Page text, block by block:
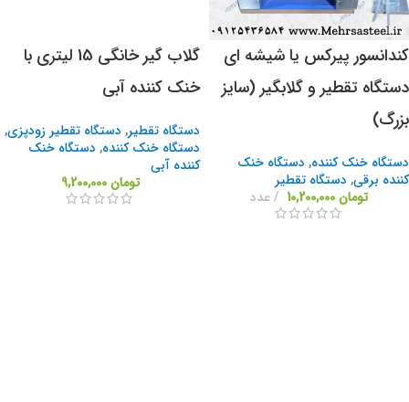
کندانسور پیرکس یا شیشه ای
دستگاه تقطیر و گلابگیر (سایز
بزرگ)
دستگاه خنک کننده, دستگاه خنک
کننده برقی, دستگاه تقطیر
تومان
عدد
گلاب گیر خانگی 15 لیتری با
خنک کننده آبی
دستگاه تقطیر, دستگاه تقطیر زودپزی,
دستگاه خنک کننده, دستگاه خنک
کننده آبی
تومان9,200,000